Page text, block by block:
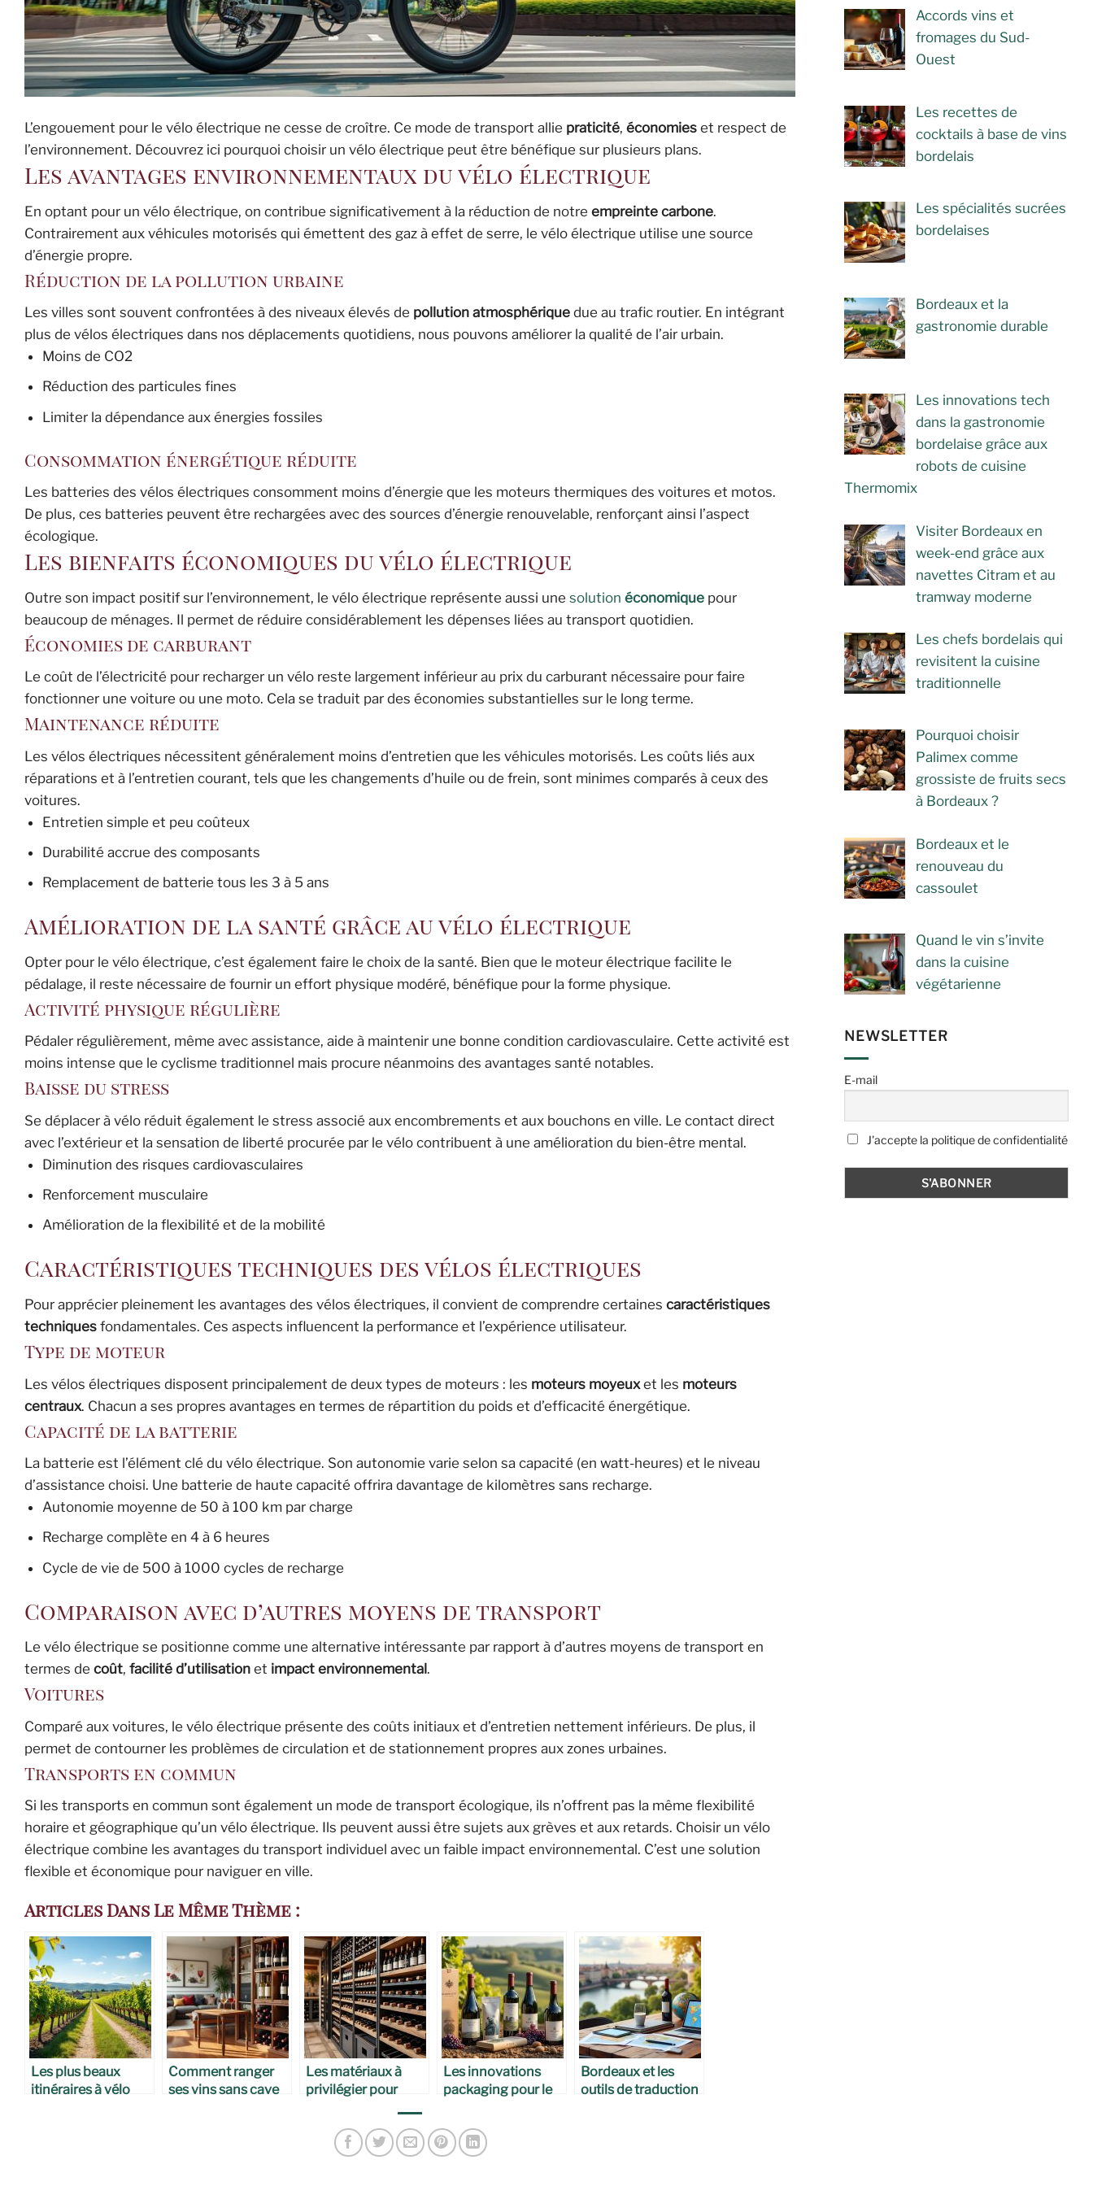
L’engouement pour le vélo électrique ne cesse de croître. Ce mode de transport allie praticité, économies et respect de
l’environnement. Découvrez ici pourquoi choisir un vélo électrique peut être bénéfique sur plusieurs plans.
Les avantages environnementaux du vélo électrique
En optant pour un vélo électrique, on contribue significativement à la réduction de notre empreinte carbone.
Contrairement aux véhicules motorisés qui émettent des gaz à effet de serre, le vélo électrique utilise une source
d’énergie propre.
Réduction de la pollution urbaine
Les villes sont souvent confrontées à des niveaux élevés de pollution atmosphérique due au trafic routier. En intégrant
plus de vélos électriques dans nos déplacements quotidiens, nous pouvons améliorer la qualité de l’air urbain.
Moins de CO2
Réduction des particules fines
Limiter la dépendance aux énergies fossiles
Consommation énergétique réduite
Les batteries des vélos électriques consomment moins d’énergie que les moteurs thermiques des voitures et motos.
De plus, ces batteries peuvent être rechargées avec des sources d’énergie renouvelable, renforçant ainsi l’aspect
écologique.
Les bienfaits économiques du vélo électrique
Outre son impact positif sur l’environnement, le vélo électrique représente aussi une solution économique pour
beaucoup de ménages. Il permet de réduire considérablement les dépenses liées au transport quotidien.
Économies de carburant
Le coût de l’électricité pour recharger un vélo reste largement inférieur au prix du carburant nécessaire pour faire
fonctionner une voiture ou une moto. Cela se traduit par des économies substantielles sur le long terme.
Maintenance réduite
Les vélos électriques nécessitent généralement moins d’entretien que les véhicules motorisés. Les coûts liés aux
réparations et à l’entretien courant, tels que les changements d’huile ou de frein, sont minimes comparés à ceux des
voitures.
Entretien simple et peu coûteux
Durabilité accrue des composants
Remplacement de batterie tous les 3 à 5 ans
Amélioration de la santé grâce au vélo électrique
Opter pour le vélo électrique, c’est également faire le choix de la santé. Bien que le moteur électrique facilite le
pédalage, il reste nécessaire de fournir un effort physique modéré, bénéfique pour la forme physique.
Activité physique régulière
Pédaler régulièrement, même avec assistance, aide à maintenir une bonne condition cardiovasculaire. Cette activité est
moins intense que le cyclisme traditionnel mais procure néanmoins des avantages santé notables.
Baisse du stress
Se déplacer à vélo réduit également le stress associé aux encombrements et aux bouchons en ville. Le contact direct
avec l’extérieur et la sensation de liberté procurée par le vélo contribuent à une amélioration du bien-être mental.
Diminution des risques cardiovasculaires
Renforcement musculaire
Amélioration de la flexibilité et de la mobilité
Caractéristiques techniques des vélos électriques
Pour apprécier pleinement les avantages des vélos électriques, il convient de comprendre certaines caractéristiques
techniques fondamentales. Ces aspects influencent la performance et l’expérience utilisateur.
Type de moteur
Les vélos électriques disposent principalement de deux types de moteurs : les moteurs moyeux et les moteurs
centraux. Chacun a ses propres avantages en termes de répartition du poids et d’efficacité énergétique.
Capacité de la batterie
La batterie est l’élément clé du vélo électrique. Son autonomie varie selon sa capacité (en watt-heures) et le niveau
d’assistance choisi. Une batterie de haute capacité offrira davantage de kilomètres sans recharge.
Autonomie moyenne de 50 à 100 km par charge
Recharge complète en 4 à 6 heures
Cycle de vie de 500 à 1000 cycles de recharge
Comparaison avec d’autres moyens de transport
Le vélo électrique se positionne comme une alternative intéressante par rapport à d’autres moyens de transport en
termes de coût, facilité d’utilisation et impact environnemental .
Voitures
Comparé aux voitures, le vélo électrique présente des coûts initiaux et d’entretien nettement inférieurs. De plus, il
permet de contourner les problèmes de circulation et de stationnement propres aux zones urbaines.
Transports en commun
Si les transports en commun sont également un mode de transport écologique, ils n’offrent pas la même flexibilité
horaire et géographique qu’un vélo électrique. Ils peuvent aussi être sujets aux grèves et aux retards. Choisir un vélo
électrique combine les avantages du transport individuel avec un faible impact environnemental. C’est une solution
flexible et économique pour naviguer en ville.
Articles Dans Le Même Thème :
Les plus beaux
itinéraires à vélo
Comment ranger
ses vins sans cave
Les matériaux à
privilégier pour
bouteilles
Les innovations
packaging pour le
Bordeaux et les
outils de traduction
Accords vins et
fromages du Sud-
Ouest
Les recettes de
cocktails à base de vins
bordelais
Les spécialités sucrées
bordelaises
Bordeaux et la
gastronomie durable
Les innovations tech
dans la gastronomie
bordelaise grâce aux
robots de cuisine
Thermomix
Visiter Bordeaux en
week-end grâce aux
navettes Citram et au
tramway moderne
Les chefs bordelais qui
revisitent la cuisine
traditionnelle
Pourquoi choisir
Palimex comme
grossiste de fruits secs
à Bordeaux ?
Bordeaux et le
renouveau du
cassoulet
Quand le vin s’invite
dans la cuisine
végétarienne
NEWSLETTER
E-mail
J'accepte la politique de confidentialité